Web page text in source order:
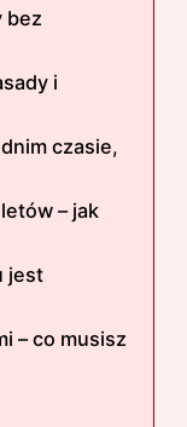
bez
i
czasie,
– jak
jest
– co musisz